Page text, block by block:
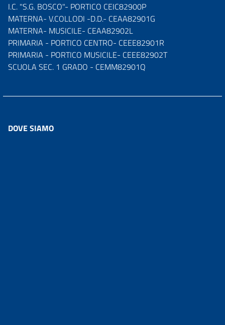
I.C. "S.G. BOSCO"- PORTICO CEIC82900P
MATERNA- V.COLLODI -D.D.- CEAA82901G
MATERNA- MUSICILE- CEAA82902L
PRIMARIA - PORTICO CENTRO- CEEE82901R
PRIMARIA - PORTICO MUSICILE- CEEE82902T
SCUOLA SEC. 1 GRADO - CEMM82901Q
DOVE SIAMO